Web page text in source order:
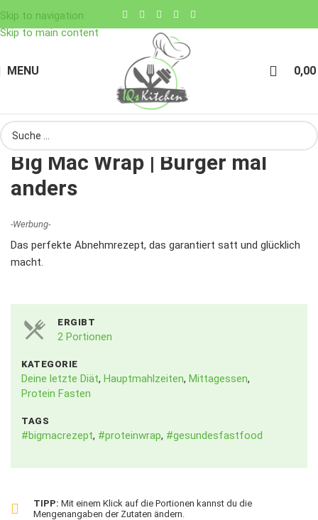
Skip to navigation
Skip to main content
MENU 0,00
Big Mac Wrap | Burger mal
anders
-Werbung-
Das perfekte Abnehmrezept, das garantiert satt und glücklich
macht.
ERGIBT
2 Portionen
KATEGORIE
Deine letzte Diät, Hauptmahlzeiten, Mittagessen,
Protein Fasten
TAGS
#bigmacrezept, #proteinwrap, #gesundesfastfood
TIPP: Mit einem Klick auf die Portionen kannst du die
Mengenangaben der Zutaten ändern.